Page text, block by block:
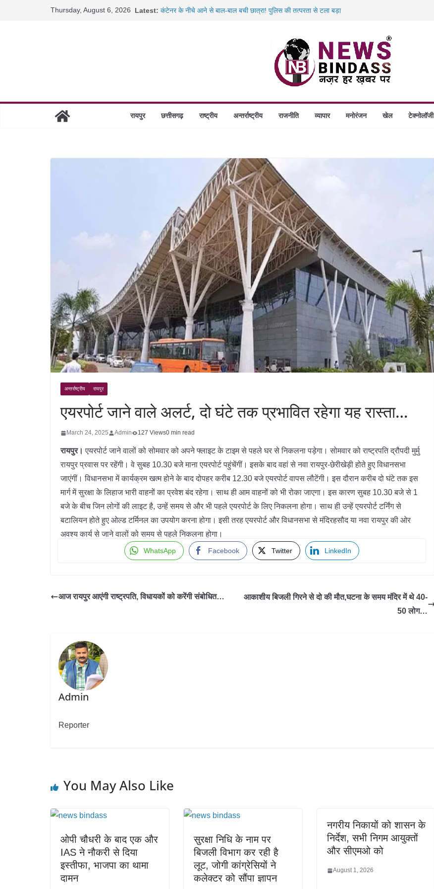
Thursday, August 6, 2026 Latest: कंटेनर के नीचे आने से बाल-बाल बची छात्रा! पुलिस की तत्परता से टला बड़ा
जांजगीर में पुलिस का बड़ा वेरिफिकेशन अभियान: 50 जवानों की टीम ने 280
गंज थाने से पुलिस को चकमा देकर फरार हुआ चोरी का आरोपी! शौचालय ले
रायपुर छत्तीसगढ़ राष्ट्रीय अन्तर्राष्ट्रीय राजनीति व्यापार मनोरंजन खेल टेक्नोलॉजी
अन्तर्राष्ट्रीय रायपुर
एयरपोर्ट जाने वाले अलर्ट, दो घंटे तक प्रभावित रहेगा यह रास्ता…
March 24, 2025 Admin 127 Views0 min read
रायपुर। एयरपोर्ट जाने वालों को सोमवार को अपने फ्लाइट के टाइम से पहले घर से निकलना पड़ेगा। सोमवार को राष्ट्रपति द्रौपदी मुर्मु
रायपुर प्रवास पर रहेंगी। वे सुबह 10.30 बजे माना एयरपोर्ट पहुंचेंगीं। इसके बाद वहां से नवा रायपुर-छेरीखेड़ी होते हुए विधानसभा
जाएंगीं। विधानसभा में कार्यक्रम खत्म होने के बाद दोपहर करीब 12.30 बजे एयरपोर्ट वापस लौटेंगी। इस दौरान करीब दो घंटे तक इस
मार्ग में सुरक्षा के लिहाज भारी वाहनों का प्रवेश बंद रहेगा। साथ ही आम वाहनों को भी रोका जाएगा। इस कारण सुबह 10.30 बजे से 1
बजे के बीच जिन लोगों की लाइट है, उन्हें समय से और भी पहले एयरपोर्ट के लिए निकलना होगा। साथ ही उन्हें एयरपोर्ट टर्निंग से
बटालियन होते हुए ओल्ड टर्मिनल का उपयोग करना होगा। इसी तरह एयरपोर्ट और विधानसभा से मंदिरहसौद या नवा रायपुर की ओर
अवश्य कार्य से जाने वालों को समय से पहले निकलना होगा।
WhatsApp Facebook Twitter LinkedIn
आज रायपुर आएंगी राष्ट्रपति, विधायकों को करेंगी संबोधित…
आकाशीय बिजली गिरने से दो की मौत,घटना के समय मंदिर में थे 40-
50 लोग…
Admin
Reporter
You May Also Like
ओपी चौधरी के बाद एक और
IAS ने नौकरी से दिया
इस्तीफा, भाजपा का थामा
दामन
सुरक्षा निधि के नाम पर
बिजली विभाग कर रही है
लूट, जोगी कांग्रेसियों ने
कलेक्टर को सौंपा ज्ञापन
नगरीय निकायों को शासन के
निर्देश, सभी निगम आयुक्तों
और सीएमओ को
August 1, 2026